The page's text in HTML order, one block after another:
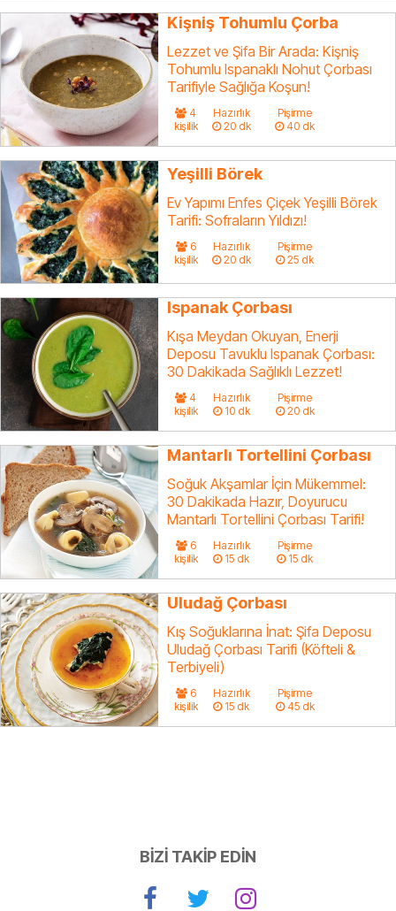
Kişniş Tohumlu Çorba
Lezzet ve Şifa Bir Arada: Kişniş
Tohumlu Ispanaklı Nohut Çorbası
Tarifiyle Sağlığa Koşun!
4
kişilik
Hazırlık
20 dk
Pişirme
40 dk
Yeşilli Börek
Ev Yapımı Enfes Çiçek Yeşilli Börek
Tarifi: Sofraların Yıldızı!
6
kişilik
Hazırlık
20 dk
Pişirme
25 dk
Ispanak Çorbası
Kışa Meydan Okuyan, Enerji
Deposu Tavuklu Ispanak Çorbası:
30 Dakikada Sağlıklı Lezzet!
4
kişilik
Hazırlık
10 dk
Pişirme
20 dk
Mantarlı Tortellini Çorbası
Soğuk Akşamlar İçin Mükemmel:
30 Dakikada Hazır, Doyurucu
Mantarlı Tortellini Çorbası Tarifi!
6
kişilik
Hazırlık
15 dk
Pişirme
15 dk
Uludağ Çorbası
Kış Soğuklarına İnat: Şifa Deposu
Uludağ Çorbası Tarifi (Köfteli &
Terbiyeli)
6
kişilik
Hazırlık
15 dk
Pişirme
45 dk
BİZİ TAKİP EDİN